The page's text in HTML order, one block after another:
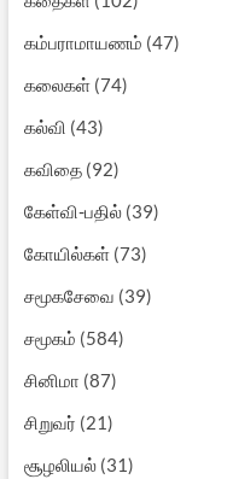
கம்பராமாயணம் (47)
கலைகள்(74)
கல்வி (43)
கவிதை(92)
கேள்வி-பதில்(39)
கோயில்கள்(73)
சமூகசேவை (39)
சமூகம் (584)
சினிமா (87)
சிறுவர் (21)
சூழலியல்(31)